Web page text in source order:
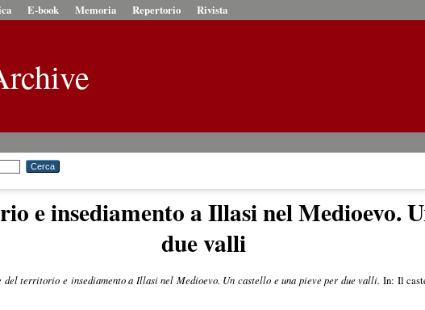
E-book Memoria Repertorio Rivista
e insediamento a Illasi nel Medioevo.
due valli
del territorio e insediamento a Illasi nel Medioevo. Un castello e una pieve per due valli. In: Il